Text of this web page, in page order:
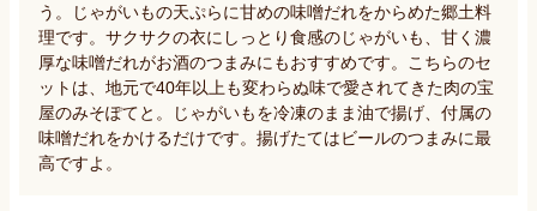
う。じゃがいもの天ぷらに甘めの味噌だれをからめた郷土料
理です。サクサクの衣にしっとり食感のじゃがいも、甘く濃
厚な味噌だれがお酒のつまみにもおすすめです。こちらのセ
ットは、地元で40年以上も変わらぬ味で愛されてきた肉の宝
屋のみそぽてと。じゃがいもを冷凍のまま油で揚げ、付属の
味噌だれをかけるだけです。揚げたてはビールのつまみに最
高ですよ。